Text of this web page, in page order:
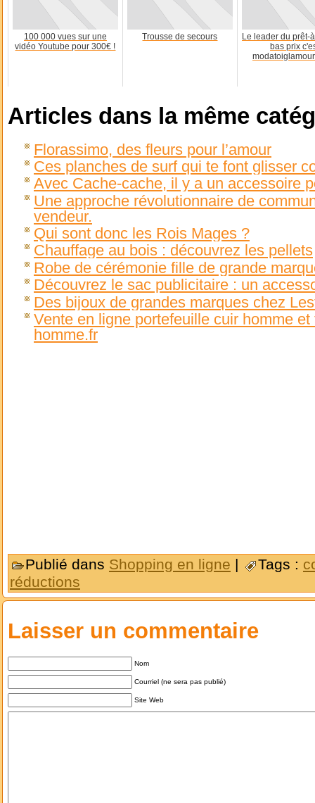
100 000 vues sur une
vidéo Youtube pour 300€ !
Trousse de secours
Le leader du prêt-
bas prix
Articles dans la même
Florassimo, des fleurs pour l’amour
Ces planches de surf qui te font glisser
Avec Cache-cache, il y a un accessoire
Une approche révolutionnaire de
vendeur.
Qui sont donc les Rois Mages ?
Chauffage au bois : découvrez les pellets
Robe de cérémonie fille de grande
Découvrez le sac publicitaire : un
Des bijoux de grandes marques chez
Vente en ligne portefeuille cuir homme
homme.fr
Publié dans Shopping en ligne | Tags :
réductions
Laisser un commentaire
Nom
Courriel (ne sera pas publié)
Site Web